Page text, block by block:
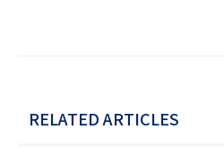
RELATED ARTICLES